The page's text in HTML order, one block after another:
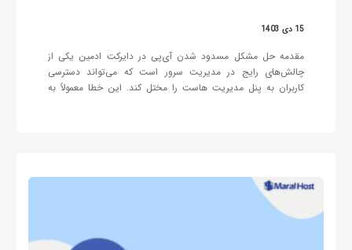
15 دی 1403
مقدمه حل مشکل مسدود شدن آی‌پی در دایرکت ادمین یکی از
چالش‌های رایج در مدیریت سرور است که می‌تواند دسترسی
کاربران به پنل مدیریت هاست را مختل کند. این خطا معمولاً به